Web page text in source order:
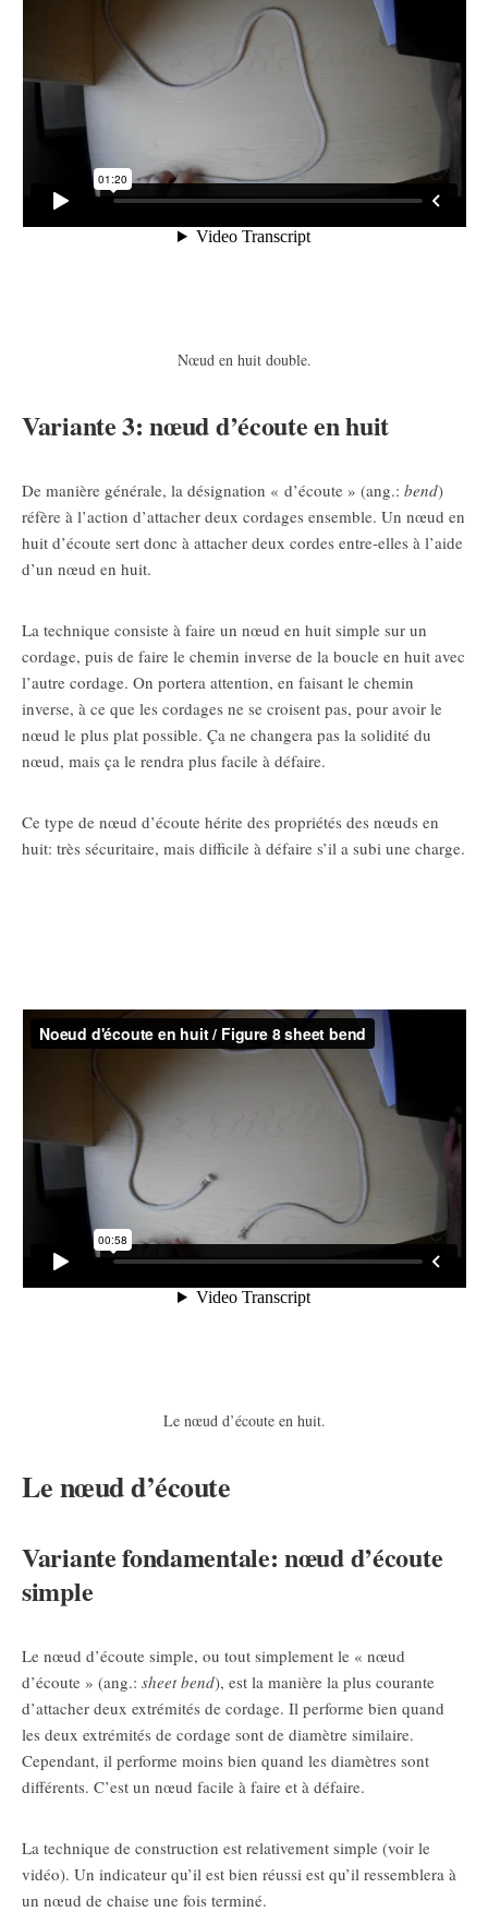
Nœud en huit double.
Variante 3: nœud d’écoute en huit
De manière générale, la désignation « d’écoute » (ang.: bend)
réfère à l’action d’attacher deux cordages ensemble. Un nœud en
huit d’écoute sert donc à attacher deux cordes entre-elles à l’aide
d’un nœud en huit.
La technique consiste à faire un nœud en huit simple sur un
cordage, puis de faire le chemin inverse de la boucle en huit avec
l’autre cordage. On portera attention, en faisant le chemin
inverse, à ce que les cordages ne se croisent pas, pour avoir le
nœud le plus plat possible. Ça ne changera pas la solidité du
nœud, mais ça le rendra plus facile à défaire.
Ce type de nœud d’écoute hérite des propriétés des nœuds en
huit: très sécuritaire, mais difficile à défaire s’il a subi une charge.
Le nœud d’écoute en huit.
Le nœud d’écoute
Variante fondamentale: nœud d’écoute
simple
Le nœud d’écoute simple, ou tout simplement le « nœud
d’écoute » (ang.: sheet bend), est la manière la plus courante
d’attacher deux extrémités de cordage. Il performe bien quand
les deux extrémités de cordage sont de diamètre similaire.
Cependant, il performe moins bien quand les diamètres sont
différents. C’est un nœud facile à faire et à défaire.
La technique de construction est relativement simple (voir le
vidéo). Un indicateur qu’il est bien réussi est qu’il ressemblera à
un nœud de chaise une fois terminé.